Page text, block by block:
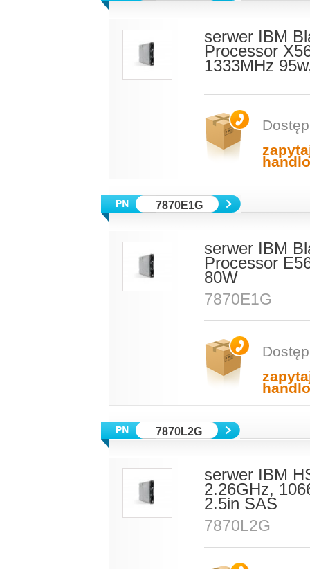
serwer IBM
Processor
1333MHz
7870E1G
serwer IBM
Processor
80W
7870E1G
7870L2G
serwer IBM
2.26GHz,
2.5in SAS
7870L2G